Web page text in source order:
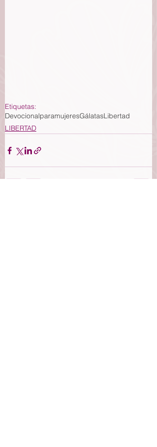
Etiquetas:
DevocionalparamujeresGálatasLibertad
LIBERTAD